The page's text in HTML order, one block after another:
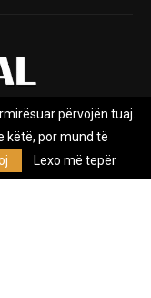
e themeluar në vitin
përvojën tuaj.
këtë, por mund të
Lexo më tepër